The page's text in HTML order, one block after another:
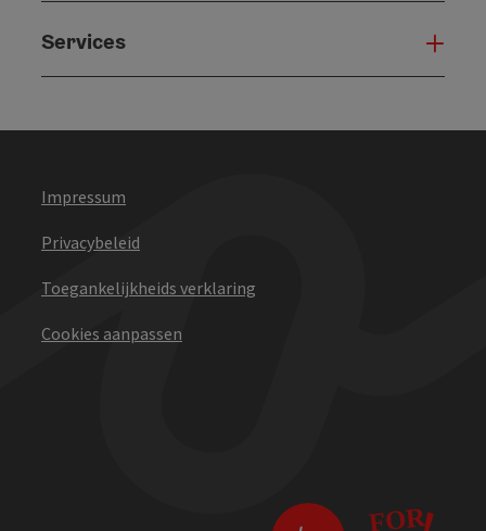
Services
Impressum
Privacybeleid
Toegankelijkheids verklaring
Cookies aanpassen